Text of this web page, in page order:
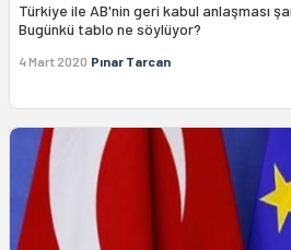
Türkiye ile AB'nin geri kabul anlaşması
Bugünkü tablo ne söylüyor?
4 Mart 2020 Pınar Tarcan